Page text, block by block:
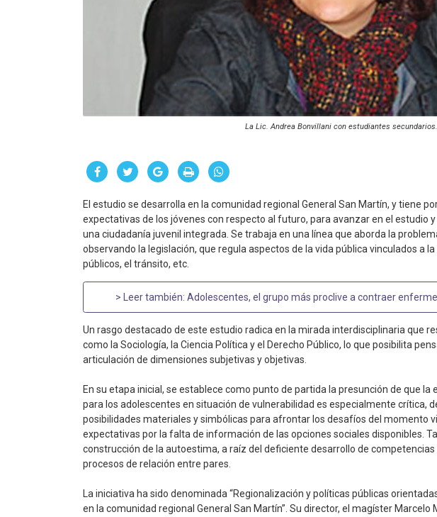
La Lic. Andrea Bonvillani con estudiantes secundarios.
El estudio se desarrolla en la comunidad regional General San Martín, y tiene
expectativas de los jóvenes con respecto al futuro, para avanzar en el estudio
una ciudadanía juvenil integrada. Se trabaja en una línea que aborda la
observando la legislación, que regula aspectos de la vida pública vinculados a
públicos, el tránsito, etc.
> Leer también: Adolescentes, el grupo más proclive a contraer
Un rasgo destacado de este estudio radica en la mirada interdisciplinaria que
como la Sociología, la Ciencia Política y el Derecho Público, lo que posibilita
articulación de dimensiones subjetivas y objetivas.
En su etapa inicial, se establece como punto de partida la presunción de que la
para los adolescentes en situación de vulnerabilidad es especialmente crítica,
posibilidades materiales y simbólicas para afrontar los desafíos del momento
expectativas por la falta de información de las opciones sociales disponibles.
construcción de la autoestima, a raíz del deficiente desarrollo de
procesos de relación entre pares.
La iniciativa ha sido denominada “Regionalización y políticas públicas
en la comunidad regional General San Martín”. Su director, el magíster Marcelo